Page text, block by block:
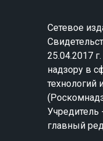
Сетевое
25.04.2017
надзору в
главный